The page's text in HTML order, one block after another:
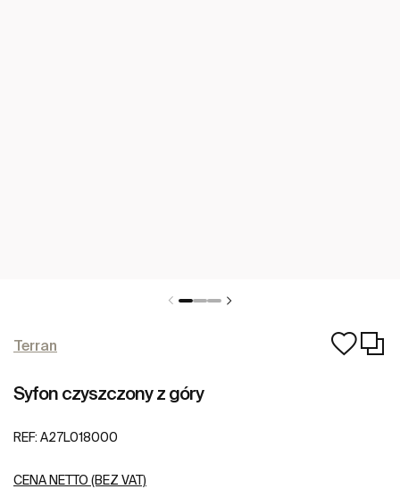
Terran
Syfon czyszczony z góry
REF: A27L018000
CENA NETTO (BEZ VAT)